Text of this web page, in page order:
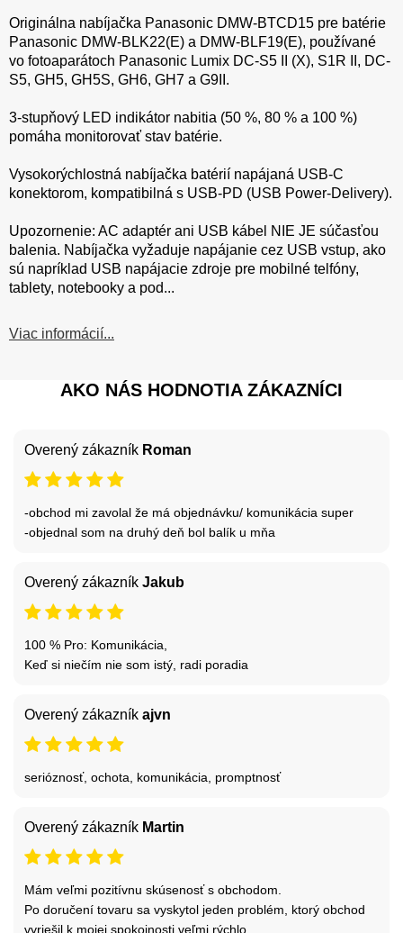
Originálna nabíjačka Panasonic DMW-BTCD15 pre batérie
Panasonic DMW-BLK22(E) a DMW-BLF19(E), používané
vo fotoaparátoch Panasonic Lumix DC-S5 II (X), S1R II, DC-
S5, GH5, GH5S, GH6, GH7 a G9II.
3-stupňový LED indikátor nabitia (50 %, 80 % a 100 %)
pomáha monitorovať stav batérie.
Vysokorýchlostná nabíjačka batérií napájaná USB-C
konektorom, kompatibilná s USB-PD (USB Power-Delivery).
Upozornenie: AC adaptér ani USB kábel NIE JE súčasťou
balenia. Nabíjačka vyžaduje napájanie cez USB vstup, ako
sú napríklad USB napájacie zdroje pre mobilné telfóny,
tablety, notebooky a pod...
Viac informácií...
AKO NÁS HODNOTIA ZÁKAZNÍCI
Overený zákazník Roman
-obchod mi zavolal že má objednávku/ komunikácia super
-objednal som na druhý deň bol balík u mňa
Overený zákazník Jakub
100 % Pro: Komunikácia,
Keď si niečím nie som istý, radi poradia
Overený zákazník ajvn
serióznosť, ochota, komunikácia, promptnosť
Overený zákazník Martin
Mám veľmi pozitívnu skúsenosť s obchodom.
Po doručení tovaru sa vyskytol jeden problém, ktorý obchod
vyriešil k mojej spokojnosti veľmi rýchlo.